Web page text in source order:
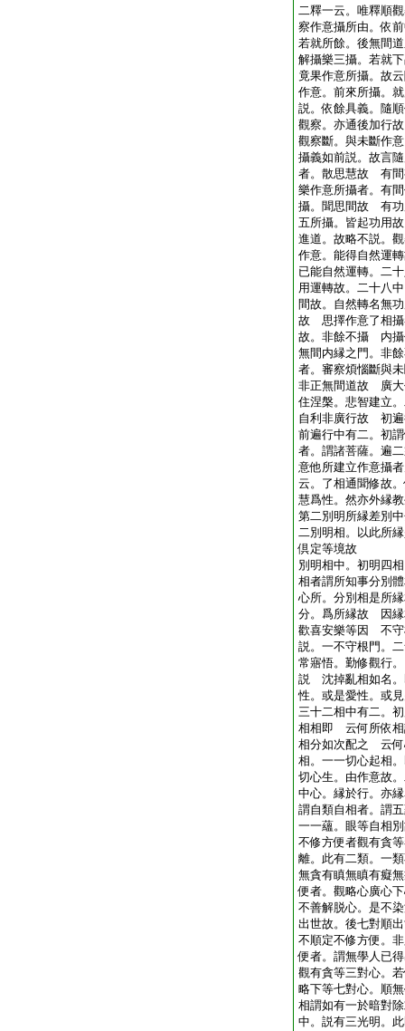
二釋一云。唯釋順
察作意攝所由。依
若就所餘。後無間
解攝樂三攝。若就
竟果作意所攝。故
作意。前來所攝。
説。依餘具義。隨
觀察。亦通後加行
觀察斷。與未斷作
攝義如前説。故言
者。散思慧故 有間
樂作意所攝者。有
攝。聞思間故 有功
五所攝。皆起功用
進道。故略不説。
作意。能得自然運
已能自然運轉。二
用運轉故。二十八
間故。自然轉名無
故 思擇作意了相攝
故。非餘不攝 内攝
無間内縁之門。非
者。審察煩惱斷與
非正無間道故 廣大
住涅槃。悲智建立
自利非廣行故 初遍
前遍行中有二。初
者。謂諸菩薩。遍
意他所建立作意攝
云。了相通聞修故
慧爲性。然亦外縁
第二別明所縁差別
二別明相。以此所
倶定等境故
別明相中。初明四
相者謂所知事分別
心所。分別相是所
分。爲所縁故 因縁
歡喜安樂等因 不守
説。一不守根門。
常寤悟。勤修觀行
説 沈掉亂相如名。
性。或是愛性。或
三十二相中有二。
相相即 云何所依相
相分如次配之 云何
相。一一切心起相
切心生。由作意故
中心。縁於行。亦
謂自類自相者。謂
一一蘊。眼等自相
不修方便者觀有貪
離。此有二類。一
無貪有瞋無瞋有癡
便者。觀略心廣心
不善解脱心。是不
出世故。後七對順
不順定不修方便。
便者。謂無學人已
觀有貪等三對心。
略下等七對心。順
相謂如有一於暗對
中。説有三光明。